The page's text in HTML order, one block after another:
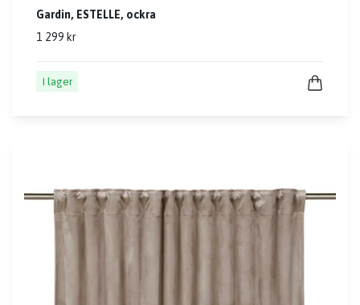
Gardin, ESTELLE, ockra
1 299 kr
I lager